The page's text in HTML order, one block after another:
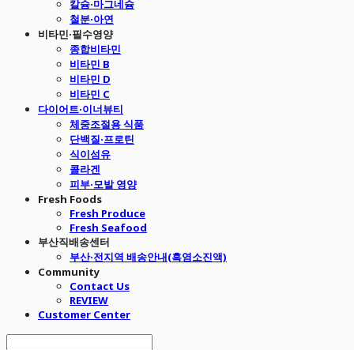
칼슘·마그네슘
철분·아연
비타민·필수영양
종합비타민
비타민 B
비타민 D
비타민 C
다이어트·이너뷰티
체중조절용 식품
단백질·프로틴
식이섬유
콜라겐
피부·모발 영양
Fresh Foods
Fresh Produce
Fresh Seafood
부산직배송센터
부산·전지역 배송안내(흑염소진액)
Community
Contact Us
REVIEW
Customer Center